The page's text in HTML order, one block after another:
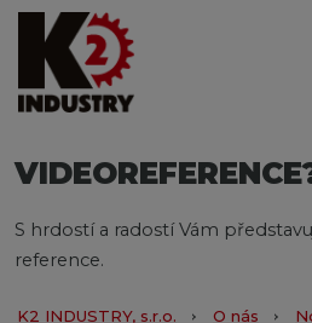
S hrdostí a radostí Vám
reference.
K2 INDUSTRY, s.r.o. O nás